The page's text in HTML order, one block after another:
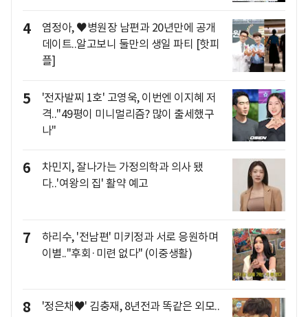
4
염정아, ♥병원장 남편과 20년만에 공개
데이트..알고보니 둘만의 생일 파티 [핫피
플]
5
'전자발찌 1호' 고영욱, 이번엔 이지혜 저
격.."49평이 미니멀리즘? 많이 출세했구
나"
6
차민지, 잘나가는 가정의학과 의사 됐
다..'여왕의 집' 활약 예고
7
하리수, '전남편' 미키정과 서로 응원하며
이별.."후회·미련 없다" (이중생활)
8
'정은채♥' 김충재, 8년전과 똑같은 외모..